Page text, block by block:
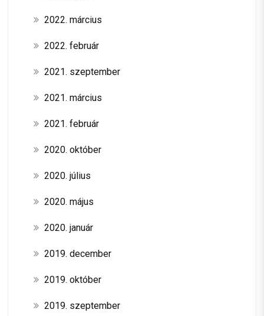
2022. március
2022. február
2021. szeptember
2021. március
2021. február
2020. október
2020. július
2020. május
2020. január
2019. december
2019. október
2019. szeptember